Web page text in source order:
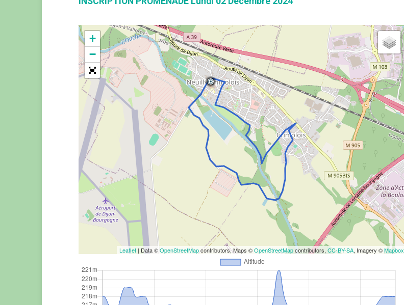
+
−
Leaflet | Data ©OpenStreetMapcontributors, Maps ©OpenStreetMapcontributors,CC-BY-SA, Imagery ©Mapbox